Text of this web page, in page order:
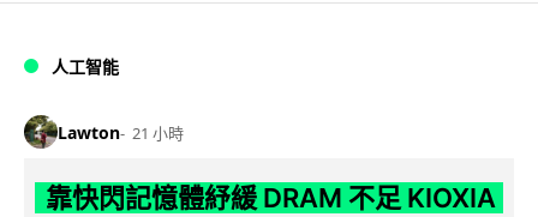
人工智能
Lawton 21 小時
靠快閃記憶體紓緩 DRAM 不足 KIOXIA